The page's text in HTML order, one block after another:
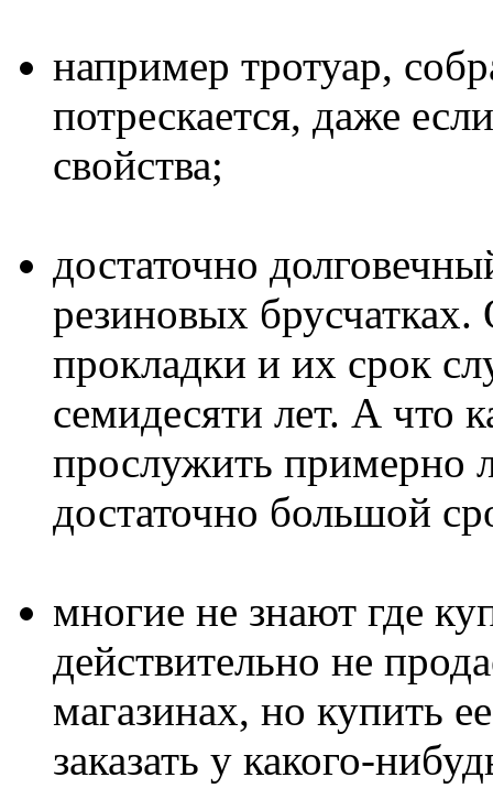
например тротуар,
потрескается, даже
свойства;
достаточно
резиновых
прокладки и их срок
семидесяти лет. А что
прослужить примерно
достаточно большой
многие не знают где
действительно не
магазинах, но купить
заказать у какого-